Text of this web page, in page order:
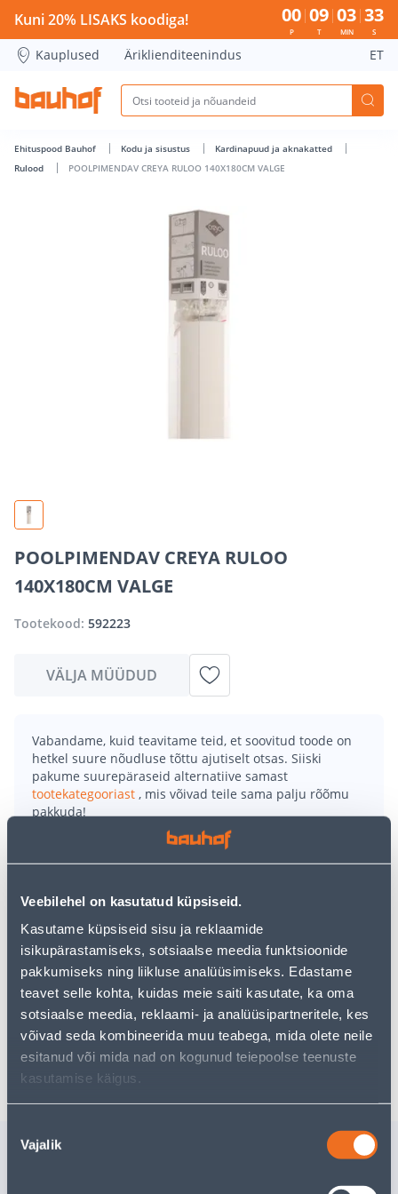
Veebilehel on kasutatud küpsiseid.
Kasutame küpsiseid sisu ja reklaamide
isikupärastamiseks, sotsiaalse meedia funktsioonide
pakkumiseks ning liikluse analüüsimiseks. Edastame
teavet selle kohta, kuidas meie saiti kasutate, ka oma
sotsiaalse meedia, reklaami- ja analüüsipartneritele, kes
võivad seda kombineerida muu teabega, mida olete neile
esitanud või mida nad on kogunud teiepoolse teenuste
kasutamise käigus.
valik
Vajalik
POOLPIMENDAV CREYA RULOO 140X180CM VALGE -
Kuni 20% LISAKS koodiga! 00
P
09
T
03
MIN
32
S
Kauplused Äriklienditeenindus ET
Ehituspood Bauhof Kodu ja sisustus
Kardinapuud ja aknakatted
Rulood
POOLPIMENDAV CREYA RULOO 140X180CM VALGE
POOLPIMENDAV CREYA RULOO
140X180CM VALGE
Tootekood: 592223
VÄLJA MÜÜDUD
Vabandame, kuid teavitame teid, et soovitud toode on
hetkel suure nõudluse tõttu ajutiselt otsas. Siiski
pakume suurepäraseid alternatiive samast
tootekategooriast , mis võivad teile sama palju rõõmu
pakkuda!
Teie ostlemisrõõm ei pea aga siin lõppema - oma
uurimistööd saate jätkata, naastes
kasutades meie võimsat otsingufunktsiooni, et leida
• Poolpimendavast kangast klassikaline ruloo.
• Laius 140 cm, kõrgus 180 cm, sügavus 4,5 cm. Ruloo
kangas on ligikaudu 4 cm kitsam.
• 14-päevane tagastusõigus.
Tarne pole võimalik
Sarnased tooted